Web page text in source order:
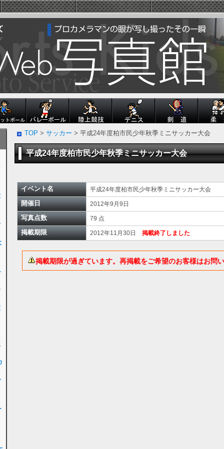
TOP > サッカー > 平成24年度柏市民少年秋季ミニサッカー大会
平成24年度柏市民少年秋季ミニサッカー大会
イベント名 平成24年度柏市民少年秋季ミニサッカー大会
開催日 2012年9月9日
写真点数 79 点
掲載期限 2012年11月30日 掲載終了しました
掲載期限が過ぎています。再掲載をご希望のお客様はお問い